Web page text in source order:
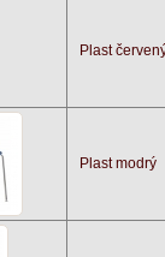
Plast
Plast modrý